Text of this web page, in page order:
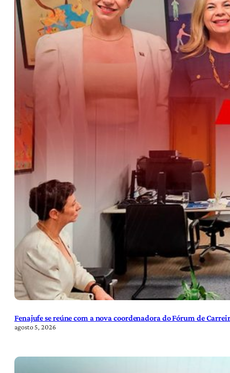
Fenajufe se reúne com a nova coordenadora do Fórum de
agosto 5, 2026